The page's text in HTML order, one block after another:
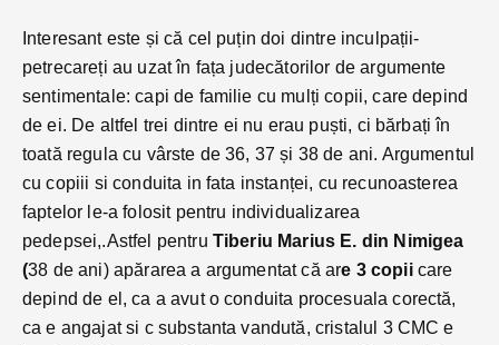
Interesant este și că cel puțin doi dintre inculpații-
petrecareți au uzat în fața judecătorilor de argumente
sentimentale: capi de familie cu mulți copii, care depind
de ei. De altfel trei dintre ei nu erau puști, ci bărbați în
toată regula cu vârste de 36, 37 și 38 de ani. Argumentul
cu copiii si conduita in fata instanței, cu recunoasterea
faptelor le-a folosit pentru individualizarea
pedepsei,.Astfel pentru Tiberiu Marius E. din Nimigea
(38 de ani) apărarea a argumentat că are 3 copii care
depind de el, ca a avut o conduita procesuala corectă,
ca e angajat si c substanta vandută, cristalul 3 CMC e